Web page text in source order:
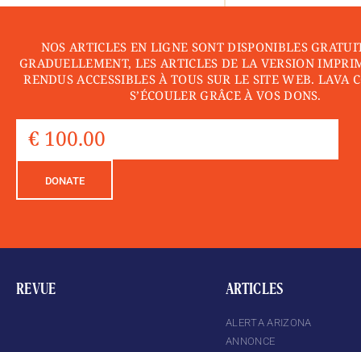
NOS ARTICLES EN LIGNE SONT DISPONIBLES
GRADUELLEMENT, LES ARTICLES DE LA VERSION
RENDUS ACCESSIBLES À TOUS SUR LE SITE WEB. LAVA
S’ÉCOULER GRÂCE À VOS DONS.
DONATE
REVUE ARTICLES
ALERTA ARIZONA
ANNONCE